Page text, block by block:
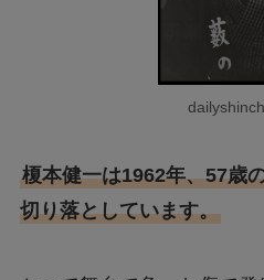
榎本健一は1962年、57歳
切り落としています。